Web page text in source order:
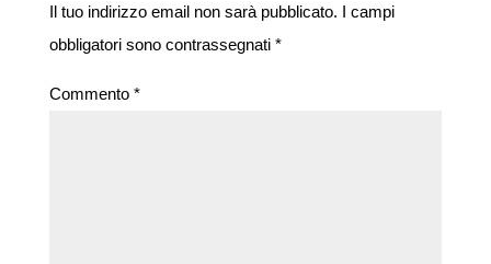
Il tuo indirizzo email non sarà pubblicato. I campi
obbligatori sono contrassegnati *
Commento *